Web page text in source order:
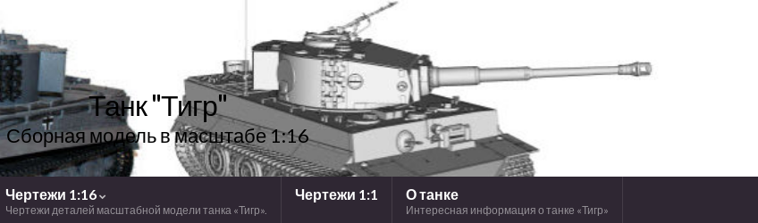
Танк "Тигр"
Сборная модель в масштабе 1:16
Чертежи 1:16
Чертежи деталей масштабной модели танка «Тигр».
Чертежи 1:1 О танке
Интересная информация о танке «Тигр»